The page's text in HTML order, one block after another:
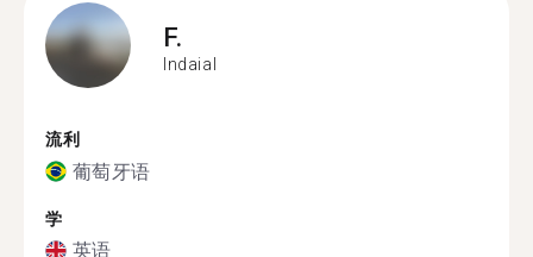
F.
Indaial
流利
葡萄牙语
学
英语